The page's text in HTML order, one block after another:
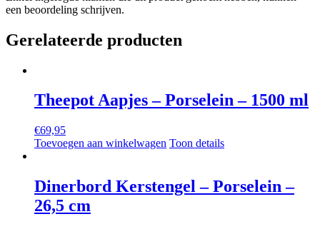
een beoordeling schrijven.
Gerelateerde producten
Theepot Aapjes – Porselein – 1500 ml
€69,95
Toevoegen aan winkelwagen Toon details
Dinerbord Kerstengel – Porselein –
26,5 cm